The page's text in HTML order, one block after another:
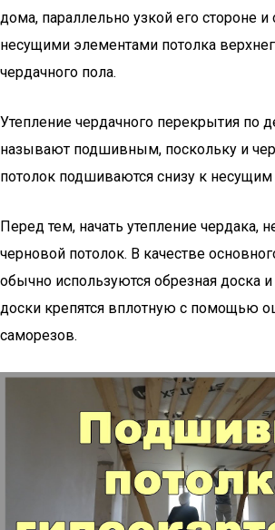
дома, параллельно узкой его стороне и
несущими элементами потолка
чердачного пола.
Утепление чердачного перекрытия по
называют подшивным, поскольку и
потолок подшиваются снизу к
Перед тем, начать утепление чердака,
черновой потолок. В качестве
обычно используются обрезная доска
доски крепятся вплотную с помощью
саморезов.